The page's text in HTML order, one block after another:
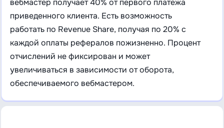
приведенного клиента. Есть возможность
работать по Revenue Share, получая по 20% с
каждой оплаты рефералов пожизненно. Процент
отчислений не фиксирован и может
увеличиваться в зависимости от оборота,
обеспечиваемого вебмастером.